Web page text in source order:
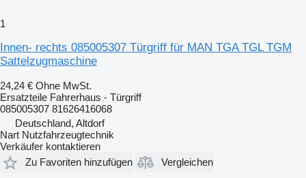
1
Innen- rechts 085005307 Türgriff für MAN TGA TGL TGM
Sattelzugmaschine
24,24 € Ohne MwSt.
Ersatzteile Fahrerhaus - Türgriff
085005307 81626416068
Deutschland, Altdorf
Nart Nutzfahrzeugtechnik
Verkäufer kontaktieren
Zu Favoriten hinzufügen
Vergleichen